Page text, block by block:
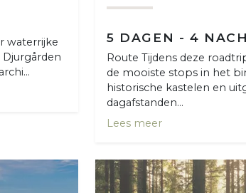
waterrijke
5 DAGEN - 4
Route Tijdens deze
de mooiste stops in het
historische kastelen en
dagafstanden...
Lees meer